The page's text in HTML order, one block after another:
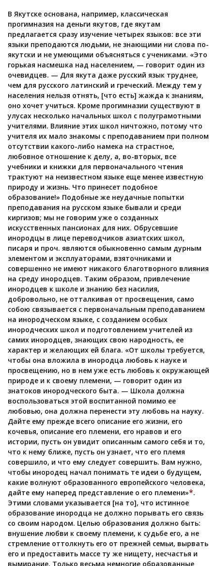
В Якутске основана, например, классическая
прогимназия на деньги якутов, где якутам
предлагается сразу изучение четырех языков: все эти
языки преподаются людьми, не знающими ни слова по-
якутски и не умеющими объясняться с учениками. «Это
горькая насмешка над населением, — говорит один из
очевидцев. — Для якута даже русский язык труднее,
чем для русского латинский и греческий. Между тем у
населения нельзя отнять, [что есть] жажда к знаниям,
оно хочет учиться. Кроме прогимназии существуют в
улусах несколько начальных школ с полуграмотными
учителями. Влияние этих школ ничтожно, потому что
учителя их мало знакомы с преподаванием при полном
отсутствии какого-либо намека на страстное,
любовное отношение к делу, а, во-вторых, все
учебники и книжки для первоначального чтения
трактуют на неизвестном языке еще менее известную
природу и жизнь. Что принесет подобное
образование!» Подобные же неудачные попытки
преподавания на русском языке бывали и среди
киргизов; мы не говорим уже о созданных
искусственных пансионах для них. Обрусевшие
инородцы в лице переводчиков азиатских школ,
писаря и проч. являются обыкновенно самым дурным
элементом и эксплуаторами, взяточниками и
совершенно не имеют никакого благотворного влияния
на среду инородцев. Таким образом, привлечение
инородцев к школе и знанию без насилия,
добровольно, не отталкивая от просвещения, само
собою связывается с первоначальным преподаванием
на инородческом языке, с созданием особых
инородческих школ и подготовлением учителей из
самих инородцев, знающих свою народность, ее
характер и желающих ей блага. «От школы требуется,
чтобы она вложила в инородца любовь к науке и
просвещению, но в нем уже есть любовь к окружающей
природе и к своему племени, — говорит один из
знатоков инородческого быта. — Школа должна
воспользоваться этой воспитанной помимо ее
любовью, она должна перенести эту любовь на науку.
Дайте ему прежде всего описание его жизни, его
кочевья, описание его племени, его нравов и его
истории, пусть он увидит описанным самого себя и то,
что к нему ближе, пусть он узнает, что его племя
совершило, и что ему следует совершить. Вам нужно,
чтобы инородец начал понимать те идеи о будущем,
какие волнуют образованного европейского человека,
дайте ему наперед представление о его племени»*.
Этими словами указывается [на то], что истинное
образование инородца не должно порывать его связь
со своим народом. Целью образования должно быть:
внушение любви к своему племени, к судьбе его, а не
стремление оттолкнуть его от прежней семьи, вырвать
его и предоставить массе ту же нищету, несчастья и
вымирание. Только весьма немногие образованные